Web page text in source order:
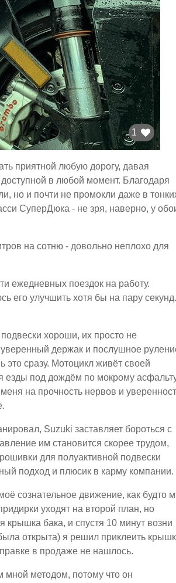
1
приятной любую дорогу, давая
в любой момент. Благодаря
но и почти не промокли даже в
СуперДюка - не зря, наверно, у
на сотню - довольно неплохо для
ежедневных поездок на работу.
его улучшить хотя бы на пару секунд.
хороши, их просто не
держак и послушное
это сразу. Мотоцикл живёт своей
езды под дождём по мокрому
на прочность нервов и
Suzuki заставляет бороться с
им становится скорее трудом,
для полуактивной подвески
подход и плюсик в карму компании.
сознательное движение, как будто
уходят на второй план, но
крышка бака, и спустя 10 минут возни
открыта) я решил приклеить
в продаже не нашлось.
мной методом, потому что он